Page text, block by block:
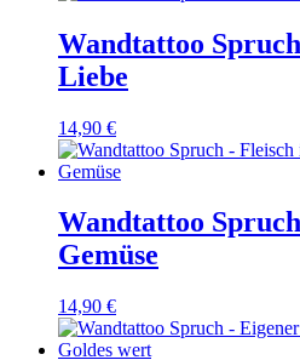
Wandtattoo
Liebe
14,90 €
Wandtattoo
Gemüse
14,90 €